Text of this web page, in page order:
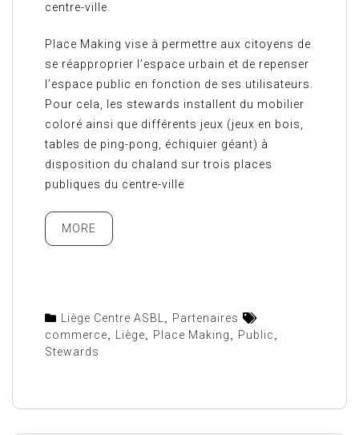
centre-ville.
Place Making vise à permettre aux citoyens de
se réapproprier l’espace urbain et de repenser
l’espace public en fonction de ses utilisateurs.
Pour cela, les stewards installent du mobilier
coloré ainsi que différents jeux (jeux en bois,
tables de ping-pong, échiquier géant) à
disposition du chaland sur trois places
publiques du centre-ville
MORE
Liège Centre ASBL
Partenaires
commerce
Liège Place Making Public
Stewards